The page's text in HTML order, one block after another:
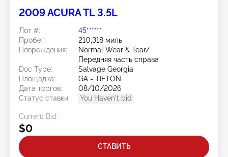
2009 ACURA TL 3.5L
Лот #:
45******
Пробег:
210,318 миль
Повреждения:
Normal Wear & Tear/
Передняя часть справа
Doc Type:
Salvage Georgia
Площадка:
GA - TIFTON
Дата торгов:
08/10/2026
Статус ставки:
You Haven't bid
Current Bid:
$0
СТАВИТЬ